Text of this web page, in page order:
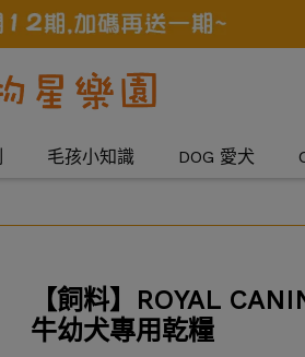
毛孩小知識 DOG 愛犬
【飼料】ROYAL
牛幼犬專用乾糧